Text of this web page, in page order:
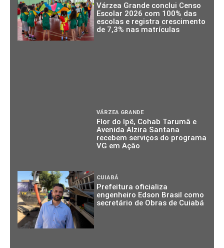
Várzea Grande conclui Censo
Escolar 2026 com 100% das
escolas e registra crescimento
de 7,3% nas matrículas
VÁRZEA GRANDE
Flor do Ipê, Cohab Tarumã e
Avenida Alzira Santana
recebem serviços do programa
VG em Ação
CUIABÁ
Prefeitura oficializa
engenheiro Edson Brasil como
secretário de Obras de Cuiabá